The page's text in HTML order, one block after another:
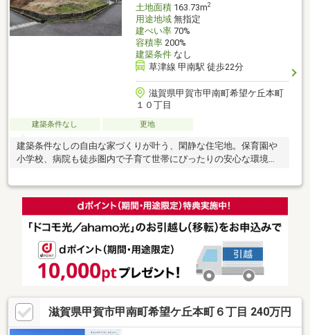
土地面積163.73m2
用途地域無指定
建ぺい率70%
容積率200%
建築条件なし
草津線 甲南駅 徒歩22分
滋賀県甲賀市甲南町希望ケ丘本町
１０丁目
建築条件なし 更地
建築条件なしの自由な家づくりが叶う、閑静な住宅地。保育園や
小学校、病院も徒歩圏内で子育て世帯にぴったりの安心な環境で
滋賀県甲賀市甲南町希望ケ丘本町６丁目 240万円